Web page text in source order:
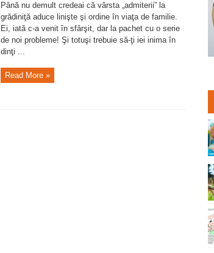
Până nu demult credeai că vârsta „admiterii” la
grădiniţă aduce linişte şi ordine în viaţa de familie.
Ei, iată c-a venit în sfârşit, dar la pachet cu o serie
de noi probleme! Şi totuşi trebuie să-ţi iei inima în
dinţi ...
Read More »